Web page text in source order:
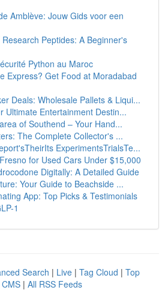
Amblève: Jouw Gids voor een
Peptides: A Beginner's
Python au Maroc
Express? Get Food at Moradabad
Deals: Wholesale Pallets & Liqui...
Ultimate Entertainment Destin...
of Southend – Your Hand...
The Complete Collector's ...
ExperimentsTrialsTe...
for Used Cars Under $15,000
Digitally: A Detailed Guide
Your Guide to Beachside ...
App: Top Picks & Testimonials
1
Search | Live | Tag Cloud | Top
| All RSS Feeds